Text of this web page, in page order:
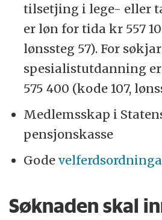
tilsetjing i lege- eller
er løn for tida kr 557
lønssteg 57). For
spesialistutdanning
575 400 (kode 107,
Medlemsskap i
pensjonskasse
Gode
Søknaden skal